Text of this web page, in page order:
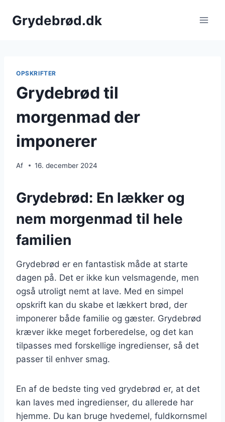
Grydebrød.dk
OPSKRIFTER
Grydebrød til
morgenmad der
imponerer
Af 16. december 2024
Grydebrød: En lækker og
nem morgenmad til hele
familien
Grydebrød er en fantastisk måde at starte
dagen på. Det er ikke kun velsmagende, men
også utroligt nemt at lave. Med en simpel
opskrift kan du skabe et lækkert brød, der
imponerer både familie og gæster. Grydebrød
kræver ikke meget forberedelse, og det kan
tilpasses med forskellige ingredienser, så det
passer til enhver smag.
En af de bedste ting ved grydebrød er, at det
kan laves med ingredienser, du allerede har
hjemme. Du kan bruge hvedemel, fuldkornsmel